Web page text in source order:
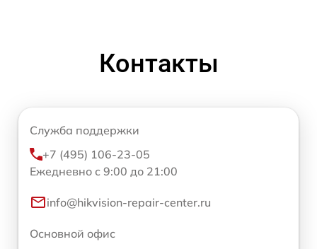
Контакты
Служба поддержки
+7 (495) 106-23-05
Ежедневно с 9:00 до 21:00
info@hikvision-repair-center.ru
Основной офис